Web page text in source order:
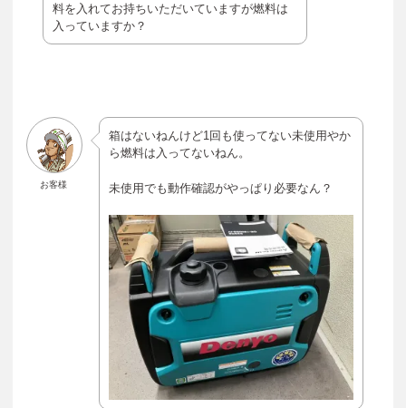
料を入れてお持ちいただいていますが燃料は
入っていますか？
お客様
箱はないねんけど1回も使ってない未使用やか
ら燃料は入ってないねん。
未使用でも動作確認がやっぱり必要なん？